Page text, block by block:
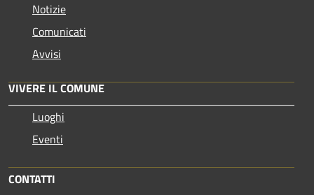
Notizie
Comunicati
Avvisi
VIVERE IL COMUNE
Luoghi
Eventi
CONTATTI